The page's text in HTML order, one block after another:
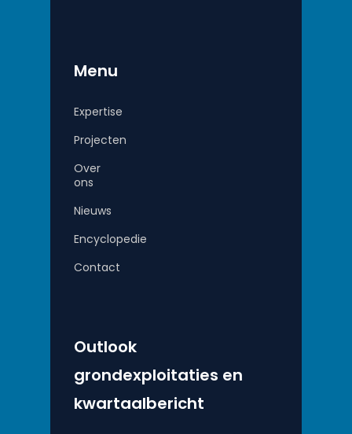
Menu
Expertise
Projecten
Over
ons
Nieuws
Encyclopedie
Contact
Outlook
grondexploitaties en
kwartaalbericht